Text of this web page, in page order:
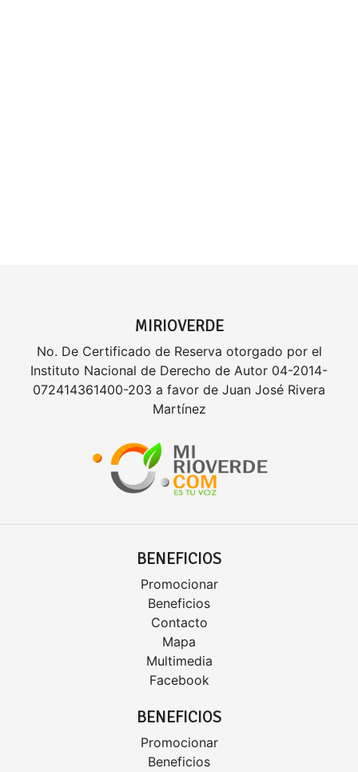
MIRIOVERDE
No. De Certificado de Reserva otorgado por el
Instituto Nacional de Derecho de Autor 04-2014-
072414361400-203 a favor de Juan José Rivera
Martínez
BENEFICIOS
Promocionar
Beneficios
Contacto
Mapa
Multimedia
Facebook
BENEFICIOS
Promocionar
Beneficios